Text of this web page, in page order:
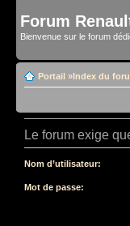
Forum
Bienvenue sur le forum
Portail »Index du
Le forum exige
Nom d’utilisateur:
Mot de passe: